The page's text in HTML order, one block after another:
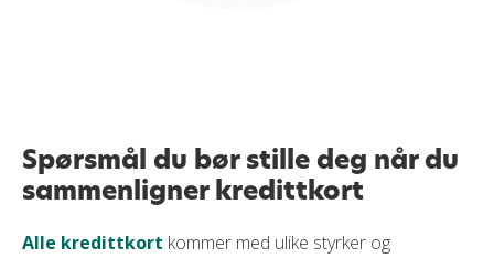
Spørsmål du bør stille deg når du
sammenligner kredittkort
Alle kredittkort kommer med ulike styrker og